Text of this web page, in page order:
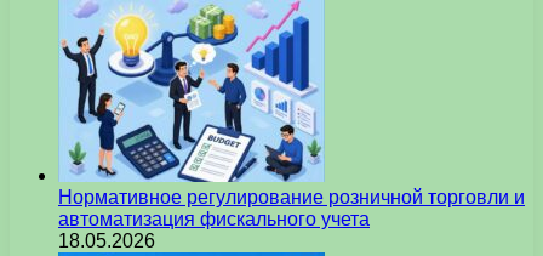
Нормативное регулирование розничной торговли и
автоматизация фискального учета
18.05.2026